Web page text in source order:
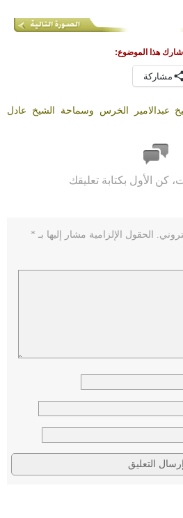
شارك هذا الموضوع:
مشاركة
عبدالامير الخرس وسماحة الشيخ عادل
كن الأول بكتابة تعليقك
الحقول الإلزامية مشار إليها بـ *